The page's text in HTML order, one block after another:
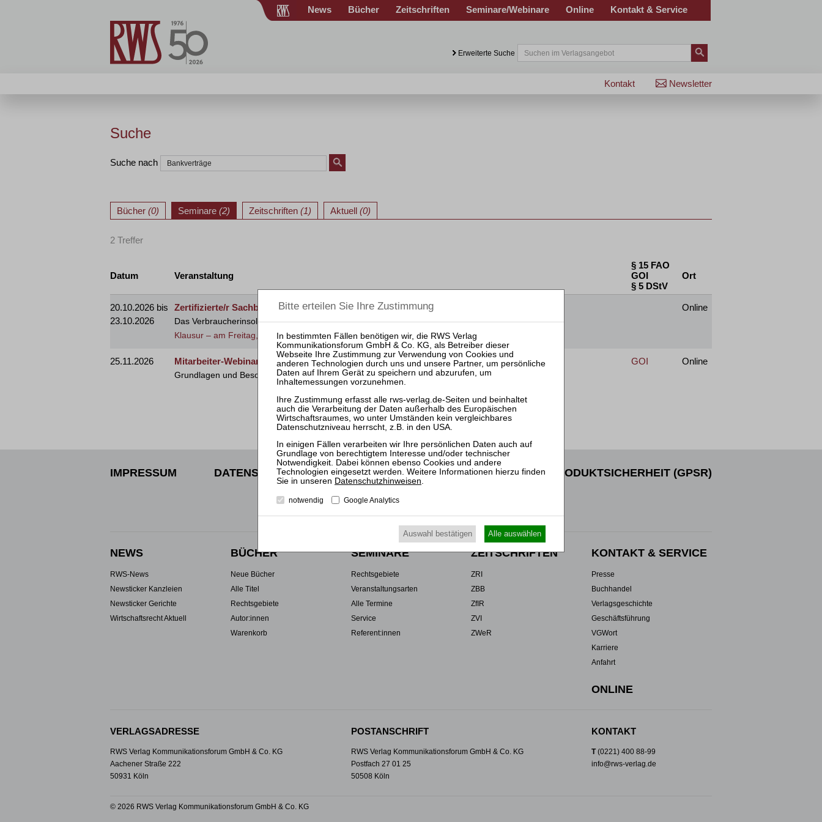
News Bücher Zeitschriften Seminare/Webinare Online Kontakt & Service
Erweiterte Suche
Newsletter
Kontakt
Suche
Suche nach
Bücher (0) Seminare (2) Zeitschriften (1) Aktuell (0)
2 Treffer
Datum Veranstaltung
§ 15 FAO
GOI
§ 5 DStV
Ort
20.10.2026 bis
23.10.2026
Zertifizierte/r Sachbearbeiter:in Verbraucherinsolvenzen und Restschuldbefreiung
Das Verbraucherinsolvenzverfahren Schritt für Schritt
Klausur – am Freitag, den 23. Oktober 2026
Online
25.11.2026 Mitarbeiter-Webinar Unternehmensinsolvenzen
Grundlagen und Besonderheiten der Unternehmensinsolvenz
GOI Online
IMPRESSUM DATENSCHUTZ NUTZUNGSBESTIMMUNGEN/AGB PRODUKTSICHERHEIT (GPSR)
VERTRAG WIDERRUFEN
NEWS
RWS-News
Newsticker Kanzleien
Newsticker Gerichte
Wirtschaftsrecht Aktuell
BÜCHER
Neue Bücher
Alle Titel
Rechtsgebiete
Autor:innen
Warenkorb
SEMINARE
Rechtsgebiete
Veranstaltungsarten
Alle Termine
Service
Referent:innen
ZEITSCHRIFTEN
ZRI
ZBB
ZfIR
ZVI
ZWeR
KONTAKT & SERVICE
Presse
Buchhandel
Verlagsgeschichte
Geschäftsführung
VGWort
Karriere
Anfahrt
ONLINE
VERLAGSADRESSE
RWS Verlag Kommunikationsforum GmbH & Co. KG
Aachener Straße 222
50931 Köln
POSTANSCHRIFT
RWS Verlag Kommunikationsforum GmbH & Co. KG
Postfach 27 01 25
50508 Köln
KONTAKT
T(0221) 400 88-99
info@rws-verlag.de
© 2026 RWS Verlag Kommunikationsforum GmbH & Co. KG
Datenschutzhinweisen.
notwendig Google Analytics
Auswahl bestätigen Alle auswählen